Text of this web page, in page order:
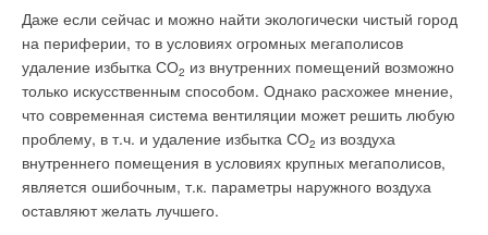
Даже если сейчас и можно найти экологически чистый город
на периферии, то в условиях огромных мегаполисов
удаление избытка СО2 из внутренних помещений возможно
только искусственным способом. Однако расхожее мнение,
что современная система вентиляции может решить любую
проблему, в т.ч. и удаление избытка СО2 из воздуха
внутреннего помещения в условиях крупных мегаполисов,
является ошибочным, т.к. параметры наружного воздуха
оставляют желать лучшего.
соблюдением всех производственных требований и
гарантирует оптимальную защиту и привлекательный
внешний вид.
Каждый радиатор, произведенный в Demir Dokum®,
подвергается испытанию избыточным давлением,
превышающим заявленное изготовителем рабочее в
полтора раза, что соответствует всем предписаниям,
действующим в России. Все стадии производственного
датчиками заявленному стандартному интервалу в 9,14 м,
рисуют схему помещения, как указано на рис. 1. Затем
проводят окружность радиусом 6,40 м.
Предполагается, что датчик может защитить любой квадрат
или прямоугольник и находящийся в нем объект, который
вписывается в границы этого круга (рис. 2). Эта методика
показывает, что в обычном коридоре шириной 3 м два
датчика могут защитить участок длиной до 25 м (рис. 3).